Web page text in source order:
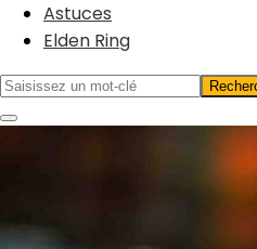
Astuces
Elden Ring